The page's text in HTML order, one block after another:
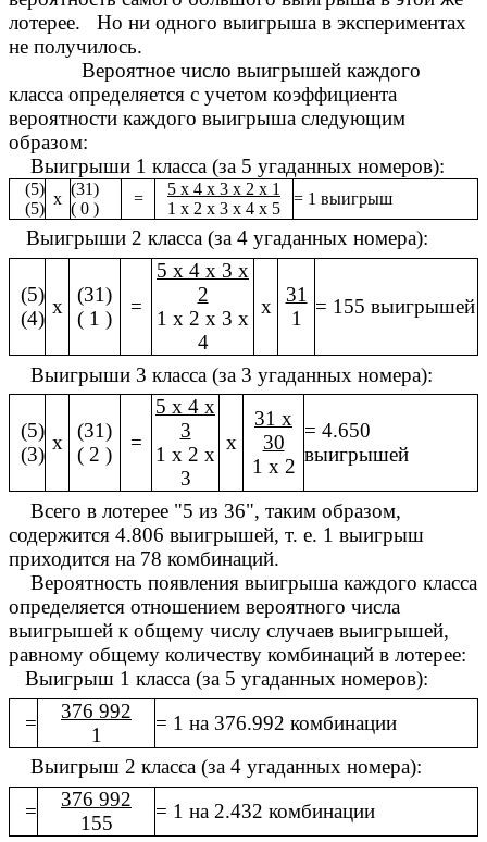
лотерее. Но ни одного выигрыша в экспериментах
не получилось.
Вероятное число выигрышей каждого
класса определяется с учетом коэффициента
вероятности каждого выигрыша следующим
образом:
Выигрыши 1 класса (за 5 угаданных номеров):
(5)
(5)
х
(31)
( 0 )
=
5 х 4 х 3 х 2 х 1
1 х 2 х 3 х 4 х 5
= 1 выигрыш
Выигрыши 2 класса (за 4 угаданных номера):
(5)
(4)
х
(31)
( 1 )
=
5 х 4 х 3 х
2
1 х 2 х 3 х
4
x
31
1
= 155 выигрышей
Выигрыши 3 класса (за 3 угаданных номера):
(5)
(3)
х
(31)
( 2 )
=
5 х 4 х
3
1 х 2 х
3
x
31 х
30
1 х 2
= 4.650
выигрышей
Всего в лотерее "5 из 36", таким образом,
содержится 4.806 выигрышей, т. е. 1 выигрыш
приходится на 78 комбинаций.
Вероятность появления выигрыша каждого класса
определяется отношением вероятного числа
выигрышей к общему числу случаев выигрышей,
равному общему количеству комбинаций в лотерее:
Выигрыш 1 класса (за 5 угаданных номеров):
=
376 992
1
= 1 на 376.992 комбинации
Выигрыш 2 класса (за 4 угаданных номера):
=
376 992
155
= 1 на 2.432 комбинации